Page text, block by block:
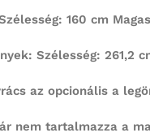
160 cm
Szélesség: 261,2
az opcionális a
nem tartalmazza a